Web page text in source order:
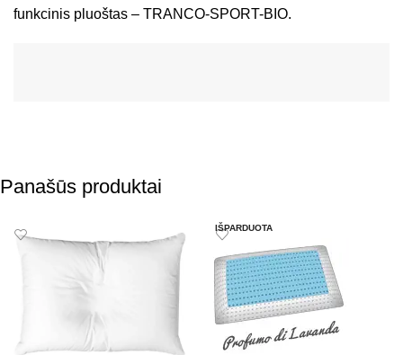
funkcinis pluoštas – TRANCO-SPORT-BIO.
Panašūs produktai
IŠPARDUOTA